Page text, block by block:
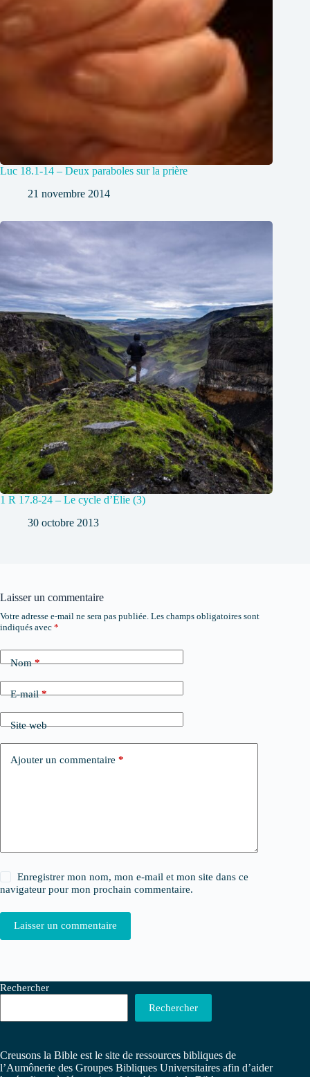
Luc 18.1-14 – Deux paraboles sur la prière
21 novembre 2014
1 R 17.8-24 – Le cycle d’Élie (3)
30 octobre 2013
Laisser un commentaire
Votre adresse e-mail ne sera pas publiée. Les champs obligatoires sont
indiqués avec *
Nom*
E-mail*
Site web
Ajouter un commentaire *
Enregistrer mon nom, mon e-mail et mon site dans ce
navigateur pour mon prochain commentaire.
Laisser un commentaire
Rechercher
Rechercher
Creusons la Bible est le site de ressources bibliques de
l’Aumônerie des Groupes Bibliques Universitaires afin d’aider